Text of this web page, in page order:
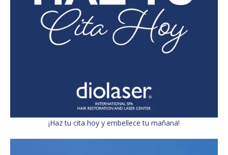
¡Haz tu cita hoy y embellece tu mañana!